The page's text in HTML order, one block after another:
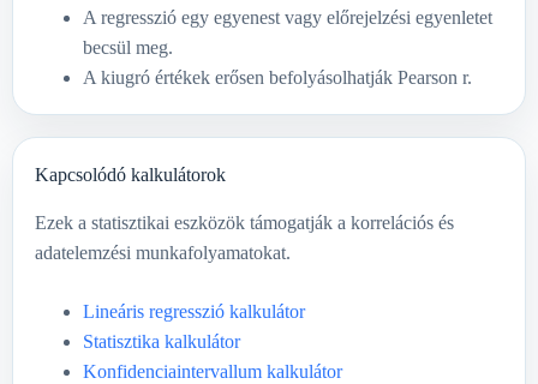
A regresszió egy egyenest vagy előrejelzési egyenletet
becsül meg.
A kiugró értékek erősen befolyásolhatják Pearson r.
Kapcsolódó kalkulátorok
Ezek a statisztikai eszközök támogatják a korrelációs és
adatelemzési munkafolyamatokat.
Lineáris regresszió kalkulátor
Statisztika kalkulátor
Konfidenciaintervallum kalkulátor